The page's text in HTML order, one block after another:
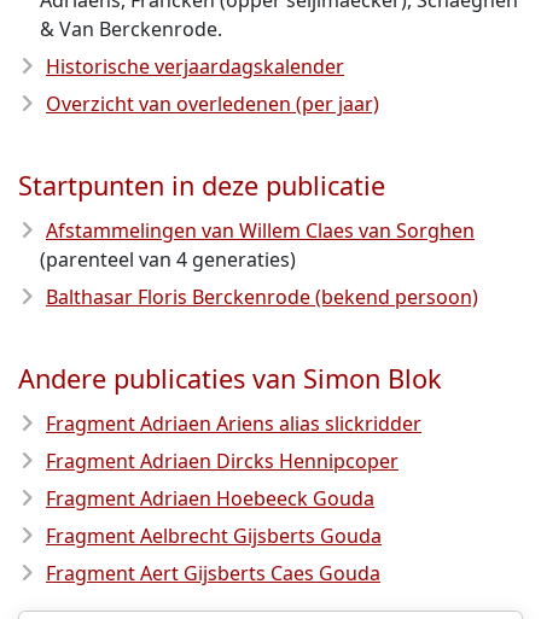
& Van Berckenrode.
Historische verjaardagskalender
Overzicht van overledenen (per jaar)
Startpunten in deze publicatie
Afstammelingen van Willem Claes van Sorghen
(parenteel van 4 generaties)
Balthasar Floris Berckenrode (bekend persoon)
Andere publicaties van Simon Blok
Fragment Adriaen Ariens alias slickridder
Fragment Adriaen Dircks Hennipcoper
Fragment Adriaen Hoebeeck Gouda
Fragment Aelbrecht Gijsberts Gouda
Fragment Aert Gijsberts Caes Gouda